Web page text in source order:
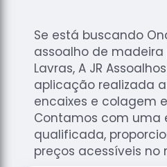
Se está buscando
assoalho de
Lavras, A JR
aplicação realizada
encaixes e colagem
Contamos com uma
qualificada,
preços acessíveis no